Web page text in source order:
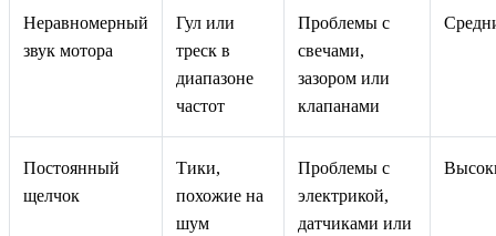
Неравномерный
звук мотора
Гул или
треск в
диапазоне
частот
Проблемы с
свечами,
зазором или
клапанами
Постоянный
щелчок
Тики,
похожие на
шум
Проблемы с
электрикой,
датчиками или